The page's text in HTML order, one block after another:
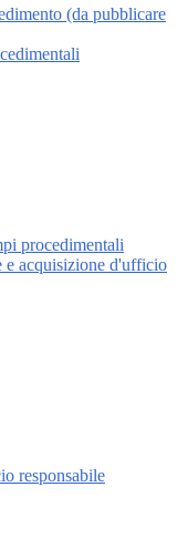
(da pubblicare
procedimentali
acquisizione d'ufficio
responsabile